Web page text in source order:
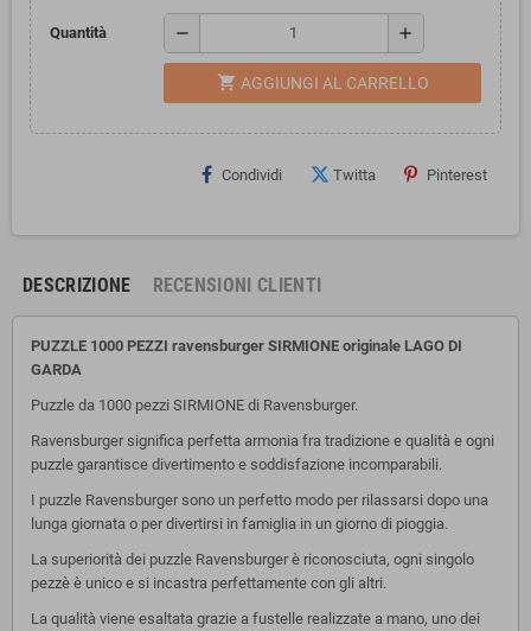
Quantità remove add
shopping_cart AGGIUNGI AL CARRELLO
Condividi Twitta Pinterest
DESCRIZIONE RECENSIONI CLIENTI
PUZZLE 1000 PEZZI ravensburger SIRMIONE originale LAGO DI
GARDA
Puzzle da 1000 pezzi SIRMIONE di Ravensburger.
Ravensburger significa perfetta armonia fra tradizione e qualità e ogni
puzzle garantisce divertimento e soddisfazione incomparabili.
I puzzle Ravensburger sono un perfetto modo per rilassarsi dopo una
lunga giornata o per divertirsi in famiglia in un giorno di pioggia.
La superiorità dei puzzle Ravensburger è riconosciuta, ogni singolo
pezzè è unico e si incastra perfettamente con gli altri.
La qualità viene esaltata grazie a fustelle realizzate a mano, uno dei